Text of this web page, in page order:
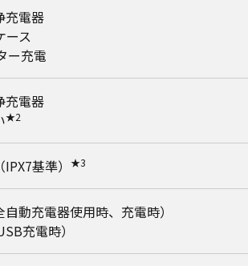
充電器
ース
ー充電
充電器
★2
基準） ★3
動充電器使用時、充電時）
充電時）